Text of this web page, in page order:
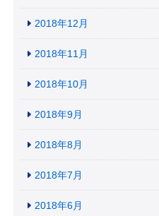
2018年12月
2018年11月
2018年10月
2018年9月
2018年8月
2018年7月
2018年6月